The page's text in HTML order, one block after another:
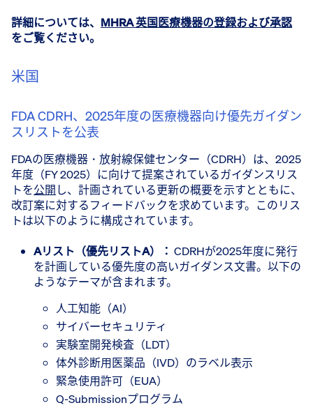
詳細については、 MHRA 英国医療機器の登録および承認
をご覧ください。
米国
FDA CDRH、2025年度の医療機器向け優先ガイダン
スリストを公表
FDAの医療機器・放射線保健センター（CDRH）は、2025
年度（FY 2025）に向けて提案されているガイダンスリス
トを公開し、計画されている更新の概要を示すとともに、
改訂案に対するフィードバックを求めています。このリス
トは以下のように構成されています。
Aリスト（優先リストA）： CDRHが2025年度に発行
を計画している優先度の高いガイダンス文書。以下の
ようなテーマが含まれます。
人工知能（AI）
サイバーセキュリティ
実験室開発検査（LDT）
体外診断用医薬品（IVD）のラベル表示
緊急使用許可（EUA）
Q-Submissionプログラム